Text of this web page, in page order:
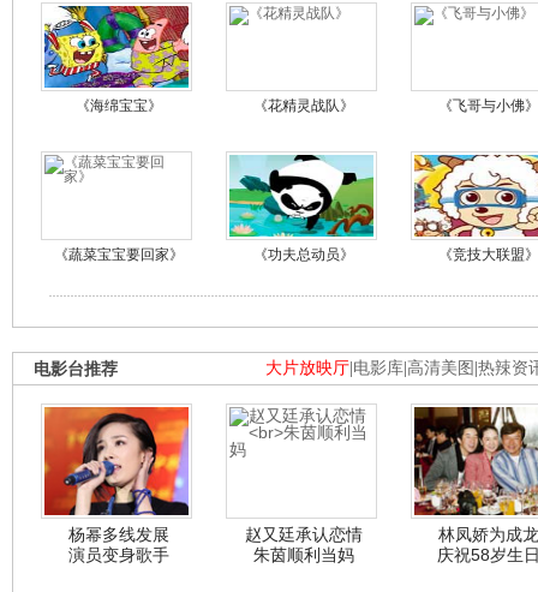
《海绵宝宝》 《花精灵战队》 《飞哥与小佛》
《蔬菜宝宝要回家》 《功夫总动员》 《竞技大联盟》
大片放映厅 电影库 高清美图 热辣资
电影台推荐
杨幂多线发展
演员变身歌手
赵又廷承认恋情
朱茵顺利当妈
林凤娇为成龙
庆祝58岁生